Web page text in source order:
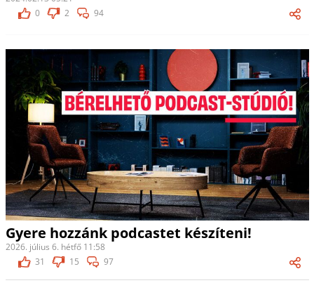
0
2 94
Gyere hozzánk podcastet készíteni!
2026. július 6. hétfő 11:58
31
15 97